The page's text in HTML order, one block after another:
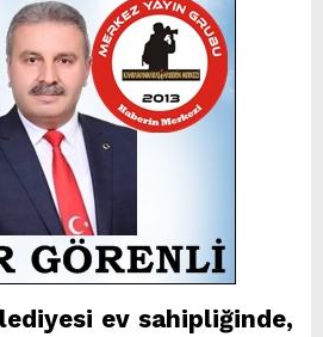
ev sahipliğinde,